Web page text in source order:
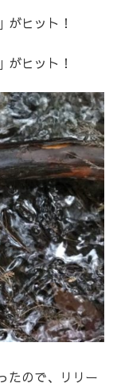
がヒット！
がヒット！
たので、リリー